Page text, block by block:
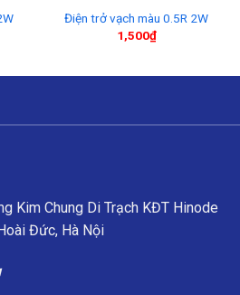
Điện trở vạch màu 0.5R 2W
1,500₫
Kim Chung Di Trạch KĐT Hinode
Đức, Hà Nội